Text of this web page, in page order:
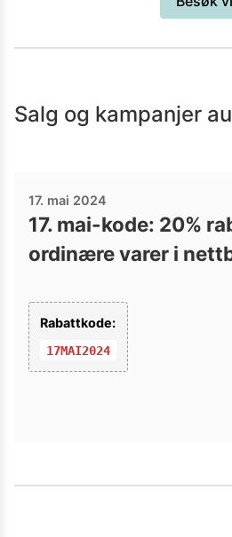
ble gjørmete og
gang har vi jobbet
Salg og kampanjer
17. mai 2024
17. mai-kode: 20%
ordinære varer i
Rabattkode:
17MAI2024